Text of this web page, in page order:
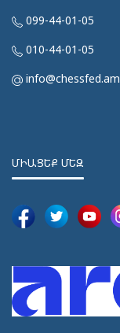
099-44-01-05
010-44-01-05
info@chessfed.am
ՄԻԱՑԵՔ ՄԵԶ